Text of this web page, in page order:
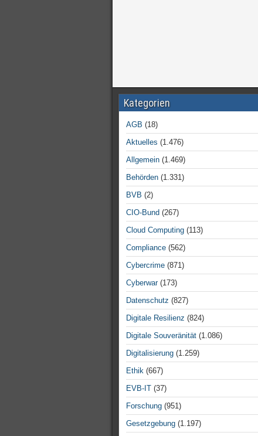
Kategorien
AGB (18)
Aktuelles (1.476)
Allgemein (1.469)
Behörden (1.331)
BVB (2)
CIO-Bund (267)
Cloud Computing (113)
Compliance (562)
Cybercrime (871)
Cyberwar(173)
Datenschutz (827)
Digitale Resilienz (824)
Digitale Souveränität (1.086)
Digitalisierung (1.259)
Ethik (667)
EVB-IT (37)
Forschung (951)
Gesetzgebung (1.197)